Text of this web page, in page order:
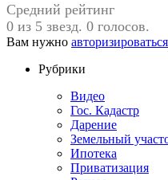
Средний рейтинг
0 из 5 звезд. 0 голосов.
Вам нужно авторизироваться
Рубрики
Видео
Гос. Кадастр
Дарение
Земельный
Ипотека
Приватизация